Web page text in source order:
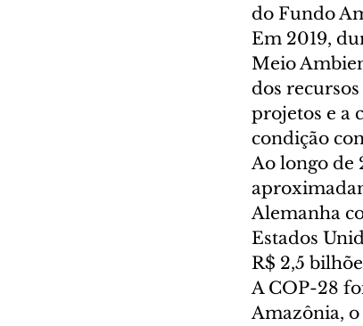
do Fundo
Em 2019,
Meio
dos
projetos e a
condição
Ao longo de
Alemanha
Estados
R$ 2,5
A COP-28
Amazônia,